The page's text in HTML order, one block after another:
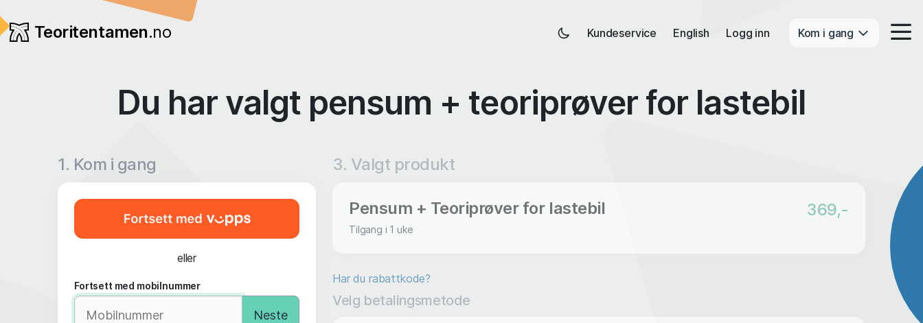
Teoritentamen.no Kundeservice English Logg inn Kom i gang
Du har valgt pensum + teoriprøver for lastebil
1. Kom i gang
eller
Fortsett med mobilnummer
Neste
3. Valgt produkt
Pensum + Teoriprøver for lastebil
Tilgang i 1 uke
369,-
Har du rabattkode?
Velg betalingsmetode